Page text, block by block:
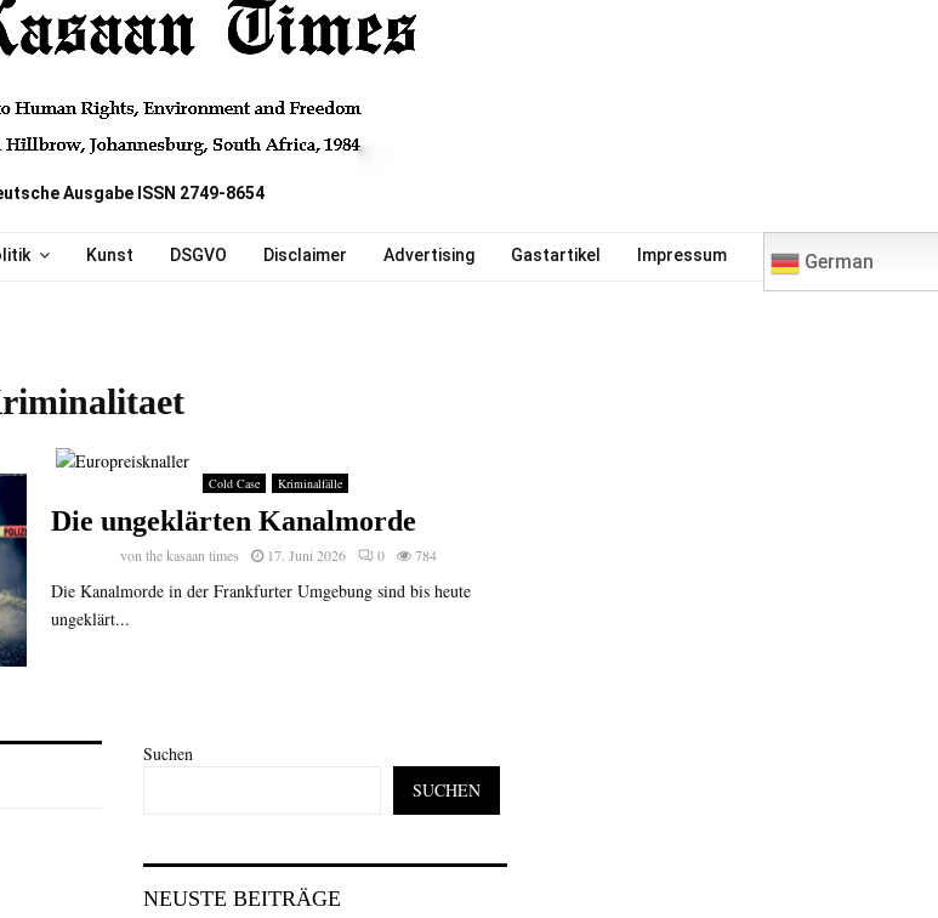
Ausgabe ISSN 2749-8654
Kunst DSGVO Disclaimer Advertising Gastartikel Impressum German
Cold Case Kriminalfälle
Die ungeklärten Kanalmorde
vonthe kasaan times 17. Juni 2026 0 784
Die Kanalmorde in der Frankfurter Umgebung sind bis heute
ungeklärt...
Suchen
SUCHEN
NEUSTE BEITRÄGE